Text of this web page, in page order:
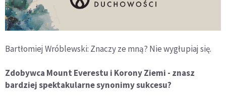
Bartłomiej Wróblewski: Znaczy ze mną? Nie wygłupiaj się.
Zdobywca Mount Everestu i Korony Ziemi - znasz
bardziej spektakularne synonimy sukcesu?